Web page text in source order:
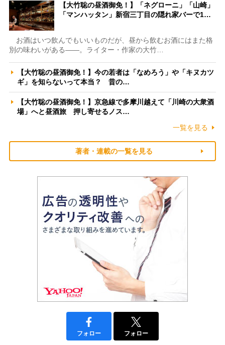
【大竹聡の昼酒御免！】「ネグローニ」「山崎」
「マンハッタン」新宿三丁目の隠れ家バーで1…
お酒はいつ飲んでもいいものだが、昼から飲むお酒にはまた格
別の味わいがある――。ライター・作家の大竹…
【大竹聡の昼酒御免！】今の若者は「なめろう」や「キヌカツ
ギ」を知らないって本当？ 昔の…
【大竹聡の昼酒御免！】京急線で多摩川越えて「川崎の大衆酒
場」へと昼酒旅 押し寄せるノス…
一覧を見る
著者・連載の一覧を見る
フォロー フォロー